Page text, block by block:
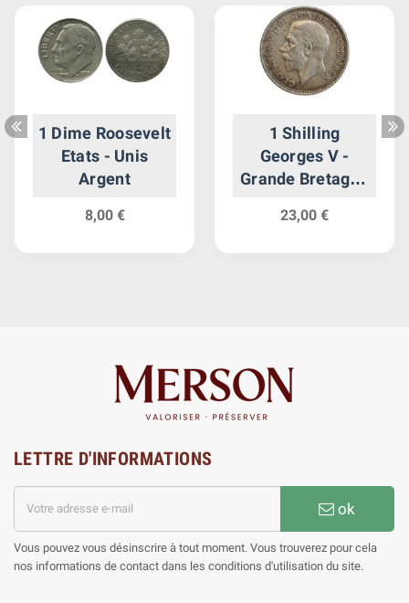
1 Dime Roosevelt
Etats - Unis
Argent
8,00 €
1 Shilling
Georges V -
Grande Bretagne
23,00 €
LETTRE D'INFORMATIONS
ok
Vous pouvez vous désinscrire à tout moment. Vous trouverez pour cela
nos informations de contact dans les conditions d'utilisation du site.